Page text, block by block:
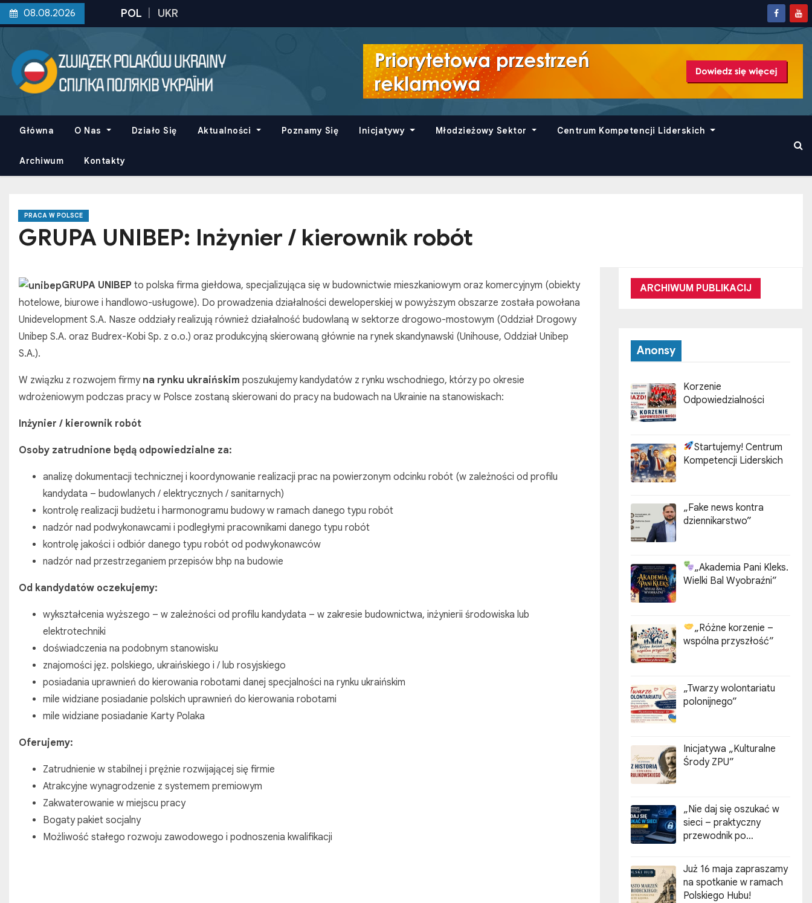
k
e
08.08.2026
Główna O Nas Działo Się Aktualności Poznamy Się Inicjatywy Młodzieżowy Sektor Centrum Kompetencji Liderskich
Archiwum Kontakty
PRACA W POLSCE
GRUPA UNIBEP: Inżynier / kierownik robót
GRUPA UNIBEP to polska firma giełdowa, specjalizująca się w budownictwie mieszkaniowym oraz komercyjnym (obiekty
hotelowe, biurowe i handlowo-usługowe). Do prowadzenia działalności deweloperskiej w powyższym obszarze została powołana
Unidevelopment S.A. Nasze oddziały realizują również działalność budowlaną w sektorze drogowo-mostowym (Oddział Drogowy
Unibep S.A. oraz Budrex-Kobi Sp. z o.o.) oraz produkcyjną skierowaną głównie na rynek skandynawski (Unihouse, Oddział Unibep
S.A.).
W związku z rozwojem firmy na rynku ukraińskim poszukujemy kandydatów z rynku wschodniego, którzy po okresie
wdrożeniowym podczas pracy w Polsce zostaną skierowani do pracy na budowach na Ukrainie na stanowiskach:
Inżynier / kierownik robót
Osoby zatrudnione będą odpowiedzialne za:
analizę dokumentacji technicznej i koordynowanie realizacji prac na powierzonym odcinku robót (w zależności od profilu
kandydata – budowlanych / elektrycznych / sanitarnych)
kontrolę realizacji budżetu i harmonogramu budowy w ramach danego typu robót
nadzór nad podwykonawcami i podległymi pracownikami danego typu robót
kontrolę jakości i odbiór danego typu robót od podwykonawców
nadzór nad przestrzeganiem przepisów bhp na budowie
Od kandydatów oczekujemy:
wykształcenia wyższego – w zależności od profilu kandydata – w zakresie budownictwa, inżynierii środowiska lub
elektrotechniki
doświadczenia na podobnym stanowisku
znajomości jęz. polskiego, ukraińskiego i / lub rosyjskiego
posiadania uprawnień do kierowania robotami danej specjalności na rynku ukraińskim
mile widziane posiadanie polskich uprawnień do kierowania robotami
mile widziane posiadanie Karty Polaka
Oferujemy:
Zatrudnienie w stabilnej i prężnie rozwijającej się firmie
Atrakcyjne wynagrodzenie z systemem premiowym
Zakwaterowanie w miejscu pracy
Bogaty pakiet socjalny
Możliwość stałego rozwoju zawodowego i podnoszenia kwalifikacji
ARCHIWUM PUBLIKACIJ
Anonsy
Korzenie
Odpowiedzialności
Startujemy! Centrum
Kompetencji Liderskich
„Fake news kontra
dziennikarstwo”
„Akademia Pani Kleks.
Wielki Bal Wyobraźni”
„Różne korzenie –
wspólna przyszłość”
„Twarzy wolontariatu
polonijnego”
Inicjatywa „Kulturalne
Środy ZPU”
„Nie daj się oszukać w
sieci – praktyczny
przewodnik po
Już 16 maja zapraszamy
na spotkanie w ramach
Polskiego Hubu!